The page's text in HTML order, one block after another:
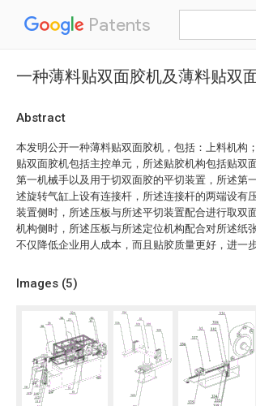
Patents
一种薄料贴双面胶机及薄料贴双
Abstract
本发明公开一种薄料贴双面胶机，包括：上料机构
贴双面胶机包括主控单元，所述贴胶机构包括贴双
第一机械手以及用于切双面胶的平切装置，所述第
述旋转气缸上设有连接杆，所述连接杆的两端设有
装置侧时，所述压板与所述平切装置配合进行取双
机构侧时，所述压板与所述定位机构配合对所述纸
不仅降低企业用人成本，而且贴胶质量更好，进一
Images (5)